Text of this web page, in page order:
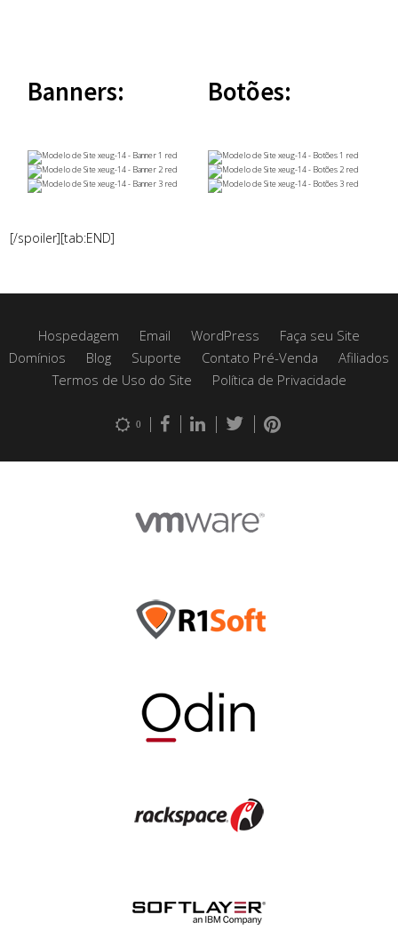
Banners: Botões:
[/spoiler][tab:END]
Hospedagem Email WordPress
Faça seu Site
Domínios
Blog Suporte Contato Pré-Venda
Afiliados
Termos de Uso do Site
Política de Privacidade
0